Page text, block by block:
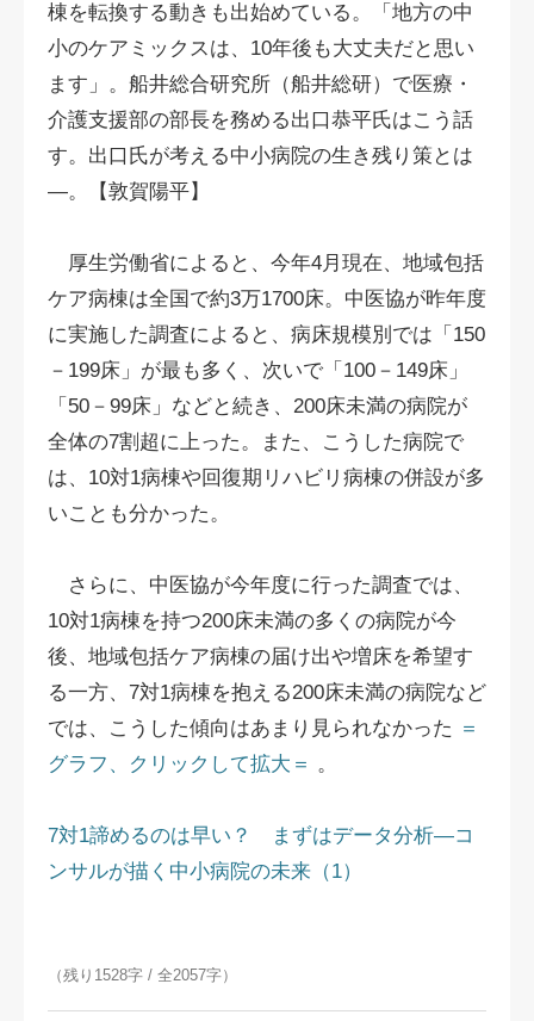
棟を転換する動きも出始めている。「地方の中
小のケアミックスは、10年後も大丈夫だと思い
ます」。船井総合研究所（船井総研）で医療・
介護支援部の部長を務める出口恭平氏はこう話
す。出口氏が考える中小病院の生き残り策とは
―。【敦賀陽平】
厚生労働省によると、今年4月現在、地域包括
ケア病棟は全国で約3万1700床。中医協が昨年度
に実施した調査によると、病床規模別では「150
－199床」が最も多く、次いで「100－149床」
「50－99床」などと続き、200床未満の病院が
全体の7割超に上った。また、こうした病院で
は、10対1病棟や回復期リハビリ病棟の併設が多
いことも分かった。
さらに、中医協が今年度に行った調査では、
10対1病棟を持つ200床未満の多くの病院が今
後、地域包括ケア病棟の届け出や増床を希望す
る一方、7対1病棟を抱える200床未満の病院など
では、こうした傾向はあまり見られなかった ＝
グラフ、クリックして拡大＝ 。
7対1諦めるのは早い？ まずはデータ分析―コ
ンサルが描く中小病院の未来（1）
（残り1528字 / 全2057字）